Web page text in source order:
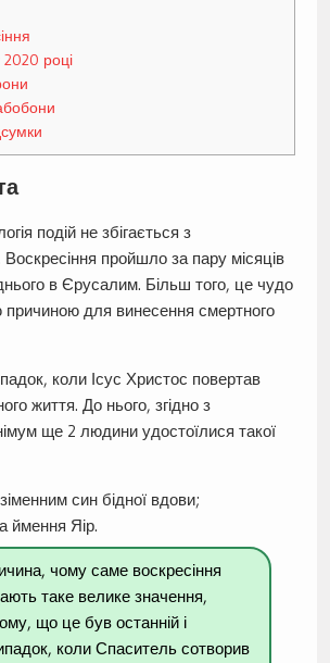
році
подій не збігається з
пройшло за пару місяців
в Єрусалим. Більш того, це чудо
для винесення смертного
коли Ісус Христос повертав
життя. До нього, згідно з
ще 2 людини удостоїлися такої
син бідної вдови;
ймення Яір.
чому саме воскресіння
таке велике значення,
що це був останній і
коли Спаситель сотворив